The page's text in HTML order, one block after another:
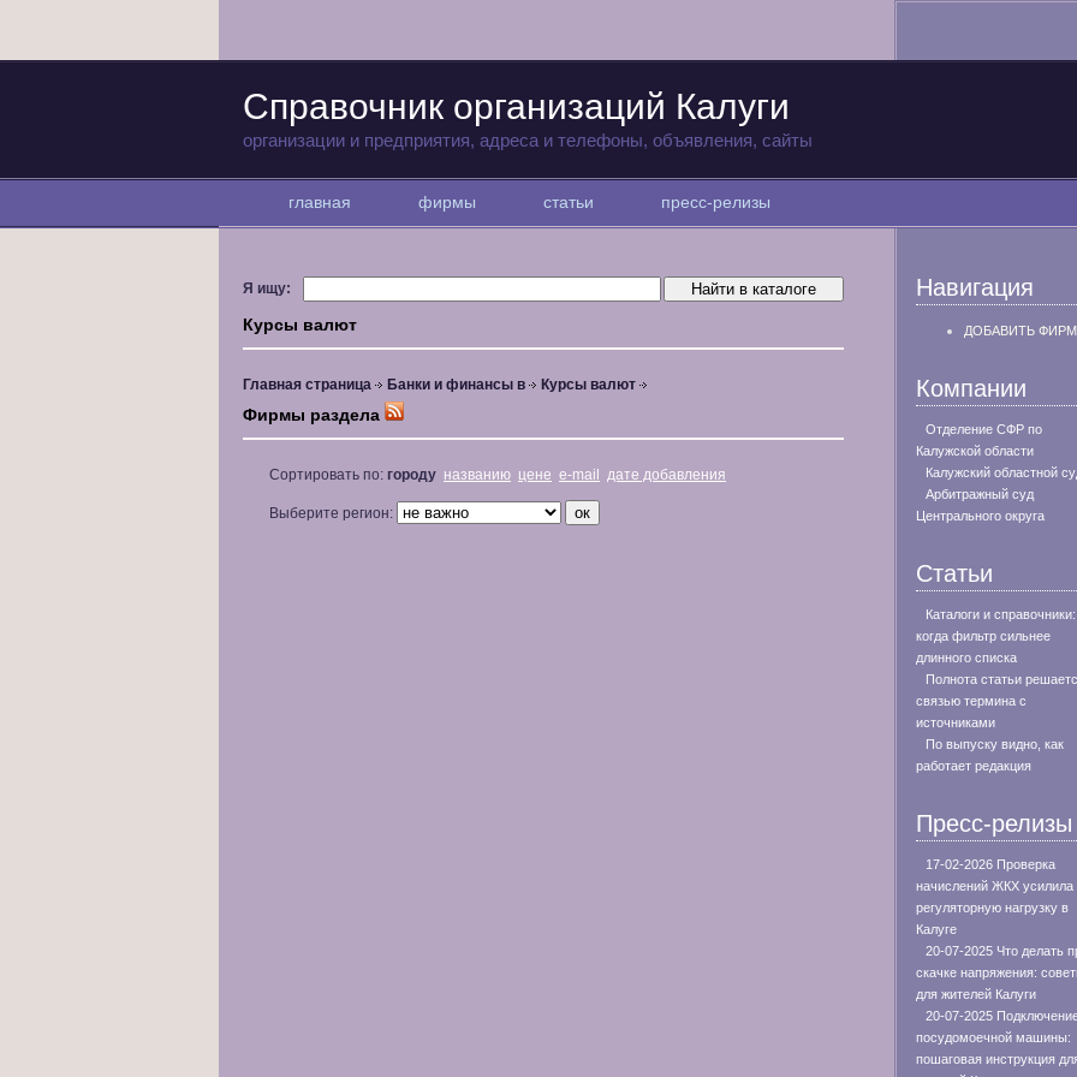
Справочник организаций Калуги
организации и предприятия, адреса и телефоны, объявления, сайты
главная фирмы статьи пресс-релизы
Я ищу:
Курсы валют
Главная страница Банки и финансы в Курсы валют
Фирмы раздела
Сортировать по: городу названию цене e-mail дате добавления
Выберите регион:
Навигация
ДОБАВИТЬ
Компании
Отделение СФР по
Калужской области
Калужский областной
Арбитражный суд
Центрального округа
Статьи
Каталоги и справочники:
когда фильтр сильнее
длинного списка
Полнота статьи
связью термина с
источниками
По выпуску видно, как
работает редакция
Пресс-релизы
17-02-2026 Проверка
начислений ЖКХ усилила
регуляторную нагрузку в
Калуге
20-07-2025 Что делать
скачке напряжения:
для жителей Калуги
20-07-2025
посудомоечной машины:
пошаговая инструкция